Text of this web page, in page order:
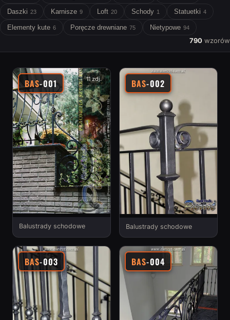
Daszki 23 Karnisze 9 Loft 20 Schody 1 Statuetki 4
Elementy kute 6 Poręcze drewniane 75 Nietypowe 94
790 wzorów
BAS-001 11 zdj.
Balustrady schodowe
BAS-002
Balustrady schodowe
BAS-003 BAS-004